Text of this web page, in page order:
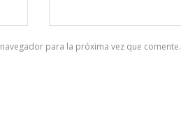
para la próxima vez que comente.